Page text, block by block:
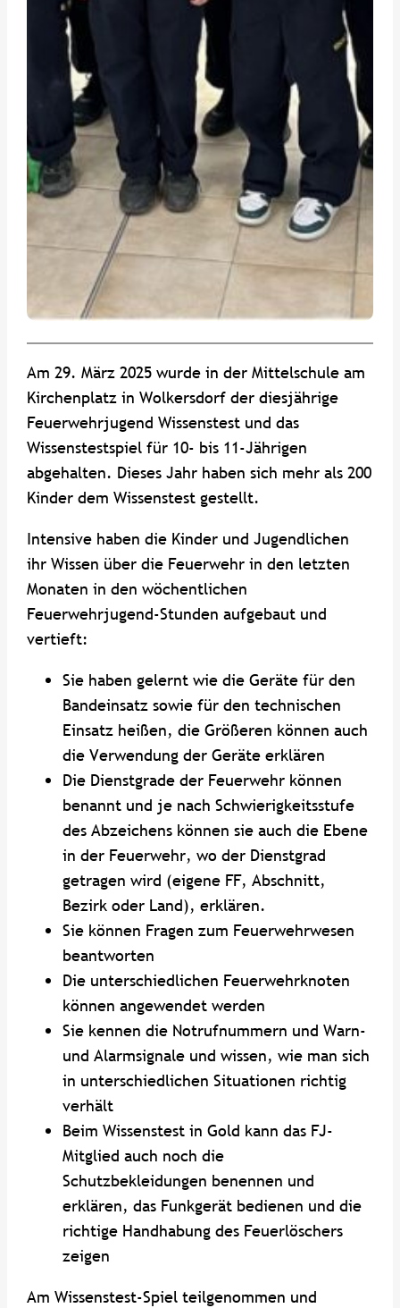
Am 29. März 2025 wurde in der Mittelschule am
Kirchenplatz in Wolkersdorf der diesjährige
Feuerwehrjugend Wissenstest und das
Wissenstestspiel für 10- bis 11-Jährigen
abgehalten. Dieses Jahr haben sich mehr als 200
Kinder dem Wissenstest gestellt.
Intensive haben die Kinder und Jugendlichen
ihr Wissen über die Feuerwehr in den letzten
Monaten in den wöchentlichen
Feuerwehrjugend-Stunden aufgebaut und
vertieft:
Sie haben gelernt wie die Geräte für den
Bandeinsatz sowie für den technischen
Einsatz heißen, die Größeren können auch
die Verwendung der Geräte erklären
Die Dienstgrade der Feuerwehr können
benannt und je nach Schwierigkeitsstufe
des Abzeichens können sie auch die Ebene
in der Feuerwehr, wo der Dienstgrad
getragen wird (eigene FF, Abschnitt,
Bezirk oder Land), erklären.
Sie können Fragen zum Feuerwehrwesen
beantworten
Die unterschiedlichen Feuerwehrknoten
können angewendet werden
Sie kennen die Notrufnummern und Warn-
und Alarmsignale und wissen, wie man sich
in unterschiedlichen Situationen richtig
verhält
Beim Wissenstest in Gold kann das FJ-
Mitglied auch noch die
Schutzbekleidungen benennen und
erklären, das Funkgerät bedienen und die
richtige Handhabung des Feuerlöschers
zeigen
Am Wissenstest-Spiel teilgenommen und